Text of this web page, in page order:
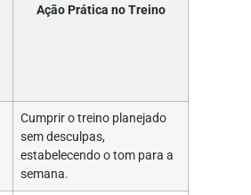
Ação Prática no Treino
Cumprir o treino planejado
sem desculpas,
estabelecendo o tom para a
semana.